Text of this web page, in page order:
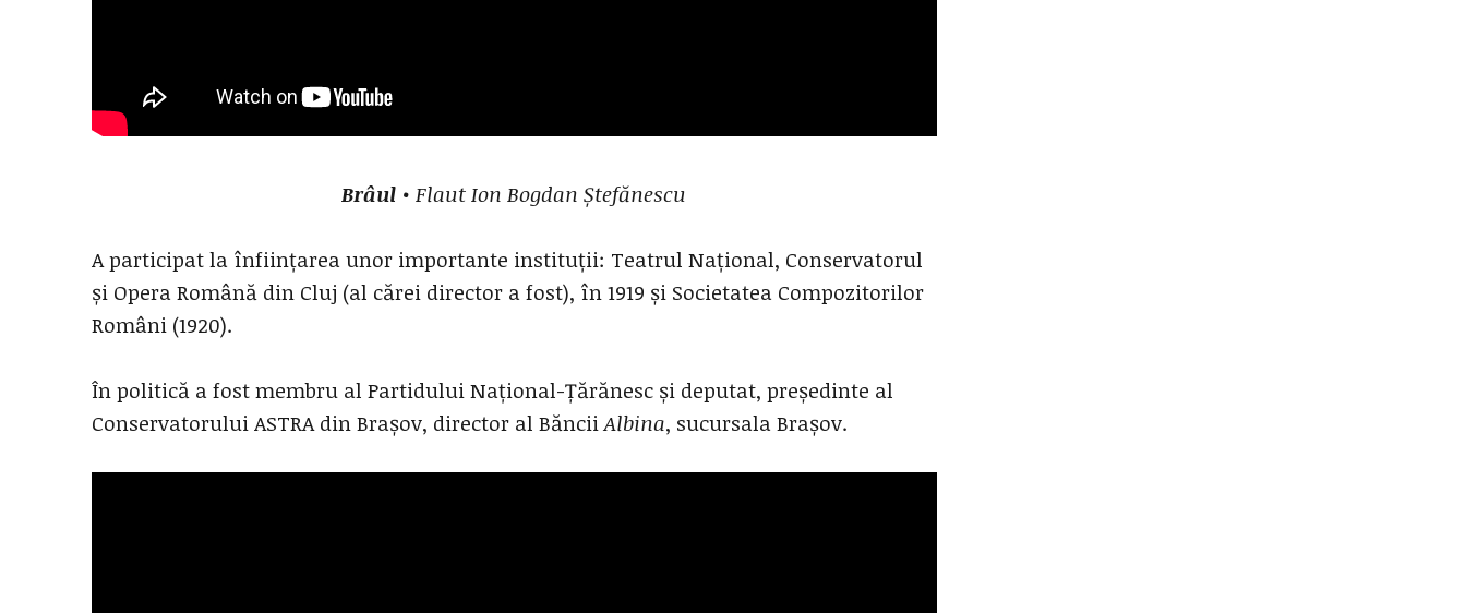
Brâul • Flaut Ion Bogdan Ștefănescu
A participat la înființarea unor importante instituții: Teatrul Național, Conservatorul
și Opera Română din Cluj (al cărei director a fost), în 1919 și Societatea Compozitorilor
Români (1920).
În politică a fost membru al Partidului Național-Țărănesc și deputat, președinte al
Conservatorului ASTRA din Brașov, director al BănciiAlbina, sucursala Brașov.